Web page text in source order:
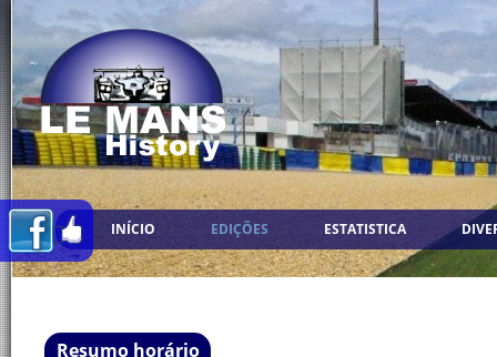
INÍCIO EDIÇÕES ESTATISTICA
Resumo horário